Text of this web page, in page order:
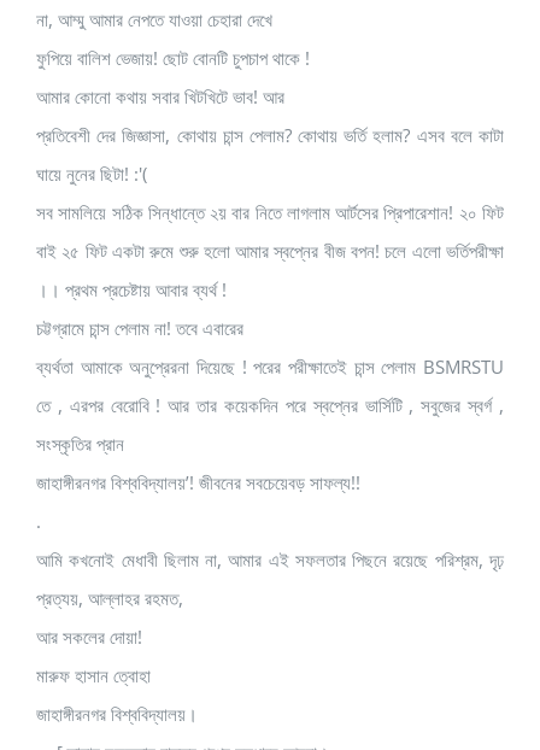
না, আম্মু আমার নেপতে যাওয়া চেহারা দেখে
ফুপিয়ে বালিশ ভেজায়! ছোট বোনটি চুপচাপ থাকে !
আমার কোনো কথায় সবার খিটখিটে ভাব! আর
প্রতিবেশী দের জিজ্ঞাসা, কোথায় চান্স পেলাম? কোথায় ভর্তি হলাম? এসব বলে কাটা
ঘায়ে নুনের ছিটা! :'(
সব সামলিয়ে সঠিক সিন্ধান্তে ২য় বার নিতে লাগলাম আর্টসের প্রিপারেশান! ২০ ফিট
বাই ২৫ ফিট একটা রুমে শুরু হলো আমার স্বপ্নের বীজ বপন! চলে এলো ভর্তিপরীক্ষা
।। প্রথম প্রচেষ্টায় আবার ব্যর্থ !
চট্টগ্রামে চান্স পেলাম না! তবে এবারের
ব্যর্থতা আমাকে অনুপ্রেরনা দিয়েছে ! পরের পরীক্ষাতেই চান্স পেলাম BSMRSTU
তে , এরপর বেরোবি ! আর তার কয়েকদিন পরে স্বপ্নের ভার্সিটি , সবুজের স্বর্গ ,
সংস্কৃতির প্রান
জাহাঙ্গীরনগর বিশ্ববিদ্যালয়’! জীবনের সবচেয়েবড় সাফল্য!!
.
আমি কখনোই মেধাবী ছিলাম না, আমার এই সফলতার পিছনে রয়েছে পরিশ্রম, দৃঢ়
প্রত্যয়, আল্লাহর রহমত,
আর সকলের দোয়া!
মারুফ হাসান ত্বোহা
জাহাঙ্গীরনগর বিশ্ববিদ্যালয়।